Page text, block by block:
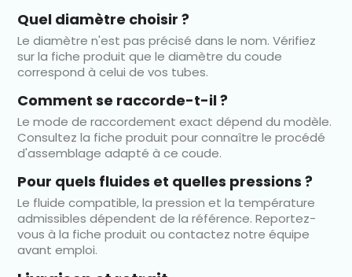
Quel diamètre choisir ?
Le diamètre n'est pas précisé dans le nom. Vérifiez
sur la fiche produit que le diamètre du coude
correspond à celui de vos tubes.
Comment se raccorde-t-il ?
Le mode de raccordement exact dépend du modèle.
Consultez la fiche produit pour connaître le procédé
d'assemblage adapté à ce coude.
Pour quels fluides et quelles pressions ?
Le fluide compatible, la pression et la température
admissibles dépendent de la référence. Reportez-
vous à la fiche produit ou contactez notre équipe
avant emploi.